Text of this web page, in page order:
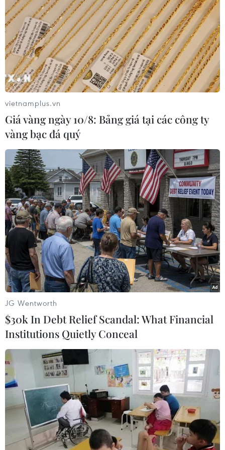
TIN LIÊN QUAN
Các ứng dụng Trung Quốc đang kiếm
hàng 'tiền tấn 'từ người dùng Mỹ
09/11/2019 02:11
Các ứng dụng do Trung Quốc phát triển vẫn kiếm hàng
trăm triệu USD từ người tiêu dùng Mỹ, ngay cả khi cuộc
chiến thương mại Mỹ-Trung đang diễn ra khốc liệt.
vietnamplus.vn
Giá vàng ngày 10/8: Bảng giá tại các công ty
vàng bạc đá quý
JG Wentworth
$30k In Debt Relief Scandal: What Financial
Institutions Quietly Conceal